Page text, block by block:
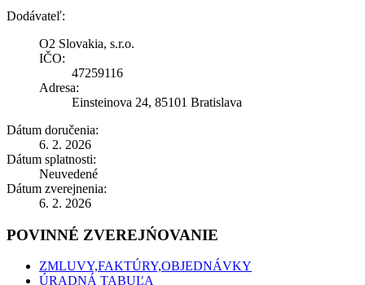
Dodávateľ:
O2 Slovakia, s.r.o.
IČO:
47259116
Adresa:
Einsteinova 24, 85101 Bratislava
Dátum doručenia:
6. 2. 2026
Dátum splatnosti:
Neuvedené
Dátum zverejnenia:
6. 2. 2026
POVINNÉ ZVEREJŃOVANIE
ZMLUVY,FAKTÚRY,OBJEDNÁVKY
ÚRADNÁ TABUĽA